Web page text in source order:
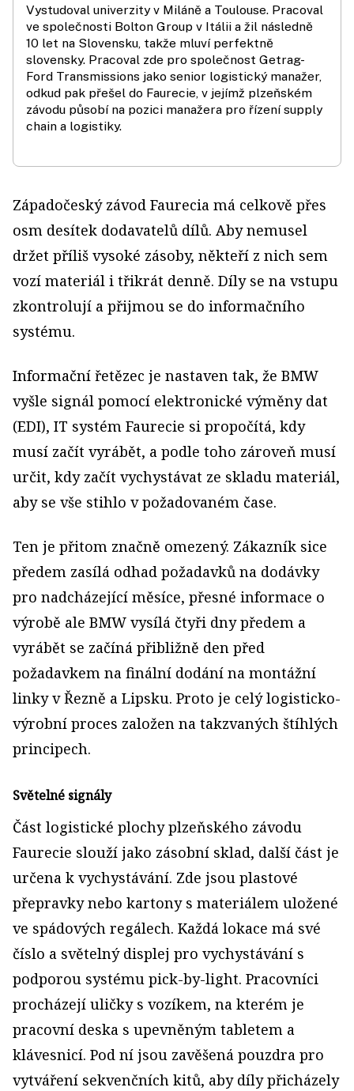
Vystudoval univerzity v Miláně a Toulouse. Pracoval
ve společnosti Bolton Group v Itálii a žil následně
10 let na Slovensku, takže mluví perfektně
slovensky. Pracoval zde pro společnost Getrag-
Ford Transmissions jako senior logistický manažer,
odkud pak přešel do Faurecie, v jejímž plzeňském
závodu působí na pozici manažera pro řízení supply
chain a logistiky.
Západočeský závod Faurecia má celkově přes
osm desítek dodavatelů dílů. Aby nemusel
držet příliš vysoké zásoby, někteří z nich sem
vozí materiál i třikrát denně. Díly se na vstupu
zkontrolují a přijmou se do informačního
systému.
Informační řetězec je nastaven tak, že BMW
vyšle signál pomocí elektronické výměny dat
(EDI), IT systém Faurecie si propočítá, kdy
musí začít vyrábět, a podle toho zároveň musí
určit, kdy začít vychystávat ze skladu materiál,
aby se vše stihlo v požadovaném čase.
Ten je přitom značně omezený. Zákazník sice
předem zasílá odhad požadavků na dodávky
pro nadcházející měsíce, přesné informace o
výrobě ale BMW vysílá čtyři dny předem a
vyrábět se začíná přibližně den před
požadavkem na finální dodání na montážní
linky v Řezně a Lipsku. Proto je celý logisticko-
výrobní proces založen na takzvaných štíhlých
principech.
Světelné signály
Část logistické plochy plzeňského závodu
Faurecie slouží jako zásobní sklad, další část je
určena k vychystávání. Zde jsou plastové
přepravky nebo kartony s materiálem uložené
ve spádových regálech. Každá lokace má své
číslo a světelný displej pro vychystávání s
podporou systému pick-by-light. Pracovníci
procházejí uličky s vozíkem, na kterém je
pracovní deska s upevněným tabletem a
klávesnicí. Pod ní jsou zavěšená pouzdra pro
vytváření sekvenčních kitů, aby díly přicházely